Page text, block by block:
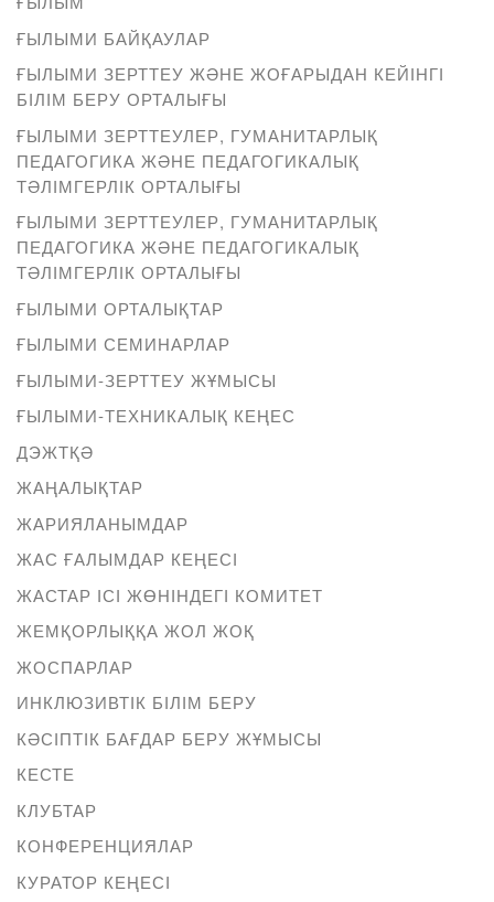
ҒЫЛЫМИ БАЙҚАУЛАР
ҒЫЛЫМИ ЗЕРТТЕУ ЖӘНЕ ЖОҒАРЫДАН КЕЙІНГІ
БІЛІМ БЕРУ ОРТАЛЫҒЫ
ҒЫЛЫМИ ЗЕРТТЕУЛЕР, ГУМАНИТАРЛЫҚ
ПЕДАГОГИКА ЖӘНЕ ПЕДАГОГИКАЛЫҚ
ТӘЛІМГЕРЛІК ОРТАЛЫҒЫ
ҒЫЛЫМИ ЗЕРТТЕУЛЕР, ГУМАНИТАРЛЫҚ
ПЕДАГОГИКА ЖӘНЕ ПЕДАГОГИКАЛЫҚ
ТӘЛІМГЕРЛІК ОРТАЛЫҒЫ
ҒЫЛЫМИ ОРТАЛЫҚТАР
ҒЫЛЫМИ СЕМИНАРЛАР
ҒЫЛЫМИ-ЗЕРТТЕУ ЖҰМЫСЫ
ҒЫЛЫМИ-ТЕХНИКАЛЫҚ КЕҢЕС
ДЭЖТҚӘ
ЖАҢАЛЫҚТАР
ЖАРИЯЛАНЫМДАР
ЖАС ҒАЛЫМДАР КЕҢЕСІ
ЖАСТАР ІСІ ЖӨНІНДЕГІ КОМИТЕТ
ЖЕМҚОРЛЫҚҚА ЖОЛ ЖОҚ
ЖОСПАРЛАР
ИНКЛЮЗИВТІК БІЛІМ БЕРУ
КӘСІПТІК БАҒДАР БЕРУ ЖҰМЫСЫ
КЕСТЕ
КЛУБТАР
КОНФЕРЕНЦИЯЛАР
КУРАТОР КЕҢЕСІ